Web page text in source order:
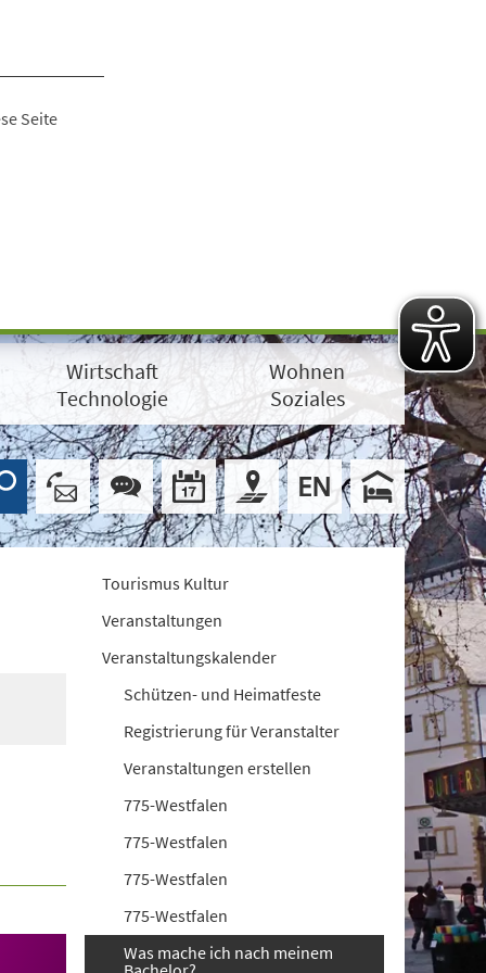
Seite
Wirtschaft
Technologie
Wohnen
Soziales
Tourismus Kultur
Veranstaltungen
Veranstaltungskalender
Schützen- und Heimatfeste
Registrierung für Veranstalter
Veranstaltungen erstellen
775-Westfalen
775-Westfalen
775-Westfalen
775-Westfalen
Was mache ich nach meinem